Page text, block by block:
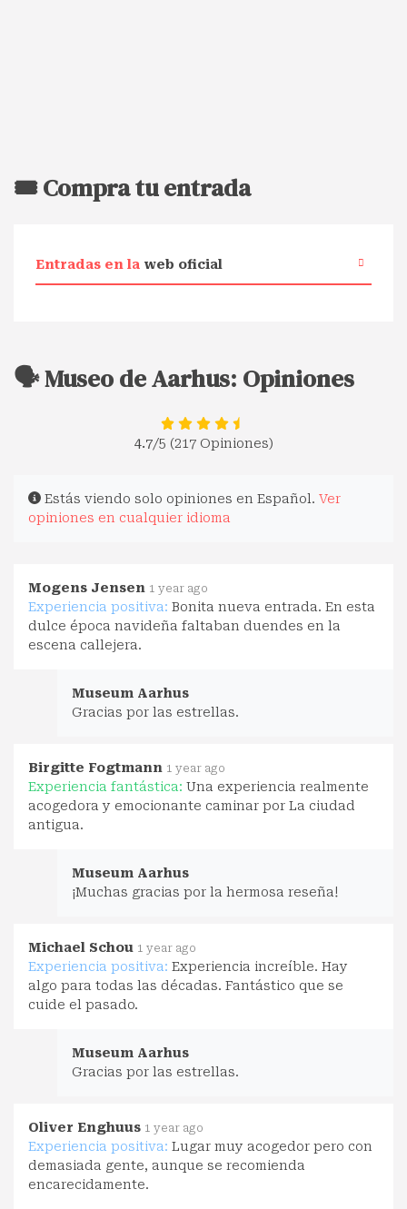
🎟️ Compra tu entrada
Entradas en la web oficial
🗣️ Museo de Aarhus: Opiniones
4.7/5 (217 Opiniones)
Estás viendo solo opiniones en Español. Ver
opiniones en cualquier idioma
Mogens Jensen 1 year ago
Experiencia positiva: Bonita nueva entrada. En esta
dulce época navideña faltaban duendes en la
escena callejera.
Museum Aarhus
Gracias por las estrellas.
Birgitte Fogtmann 1 year ago
Experiencia fantástica: Una experiencia realmente
acogedora y emocionante caminar por La ciudad
antigua.
Museum Aarhus
¡Muchas gracias por la hermosa reseña!
Michael Schou 1 year ago
Experiencia positiva: Experiencia increíble. Hay
algo para todas las décadas. Fantástico que se
cuide el pasado.
Museum Aarhus
Gracias por las estrellas.
Oliver Enghuus 1 year ago
Experiencia positiva: Lugar muy acogedor pero con
demasiada gente, aunque se recomienda
encarecidamente.